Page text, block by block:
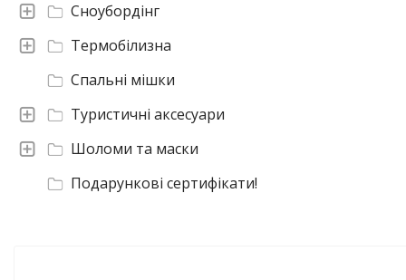
Подарункові сертифікати!
Шоломи та маски
Туристичні аксесуари
Спальні мішки
Термобілизна
Сноубордінг